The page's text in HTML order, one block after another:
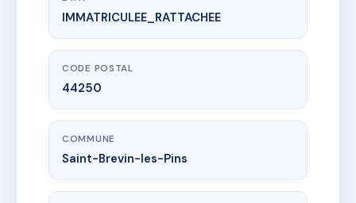
www.vme.plus/AC6561245
ALCANTARA
67 bd de l'ocean44250 Saint-Brevin-les-Pins
IMMATRICULEE_RATTACHEE
CODE POSTAL
44250
COMMUNE
Saint-Brevin-les-Pins